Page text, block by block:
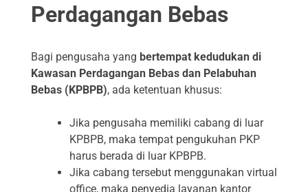
Perdagangan Bebas
Bagi pengusaha yang bertempat kedudukan di
Kawasan Perdagangan Bebas dan Pelabuhan
Bebas (KPBPB), ada ketentuan khusus:
Jika pengusaha memiliki cabang di luar
KPBPB, maka tempat pengukuhan PKP
harus berada di luar KPBPB.
Jika cabang tersebut menggunakan virtual
office, maka penyedia layanan kantor